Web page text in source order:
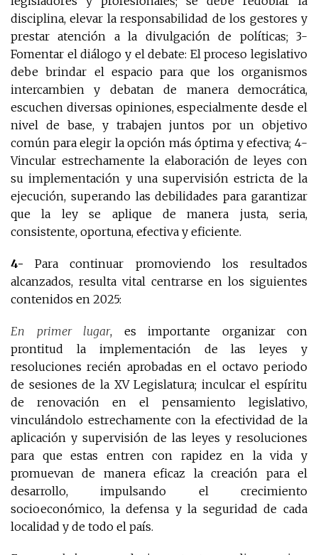
disciplina, elevar la responsabilidad de los gestores y
prestar atención a la divulgación de políticas; 3-
Fomentar el diálogo y el debate: El proceso legislativo
debe brindar el espacio para que los organismos
intercambien y debatan de manera democrática,
escuchen diversas opiniones, especialmente desde el
nivel de base, y trabajen juntos por un objetivo
común para elegir la opción más óptima y efectiva; 4-
Vincular estrechamente la elaboración de leyes con
su implementación y una supervisión estricta de la
ejecución, superando las debilidades para garantizar
que la ley se aplique de manera justa, seria,
consistente, oportuna, efectiva y eficiente.
4- Para continuar promoviendo los resultados
alcanzados, resulta vital centrarse en los siguientes
contenidos en 2025:
En primer lugar, es importante organizar con
prontitud la implementación de las leyes y
resoluciones recién aprobadas en el octavo periodo
de sesiones de la XV Legislatura; inculcar el espíritu
de renovación en el pensamiento legislativo,
vinculándolo estrechamente con la efectividad de la
aplicación y supervisión de las leyes y resoluciones
para que estas entren con rapidez en la vida y
promuevan de manera eficaz la creación para el
desarrollo, impulsando el crecimiento
socioeconómico, la defensa y la seguridad de cada
localidad y de todo el país.